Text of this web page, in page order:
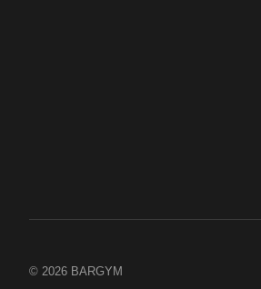
© 2026 BARGYM